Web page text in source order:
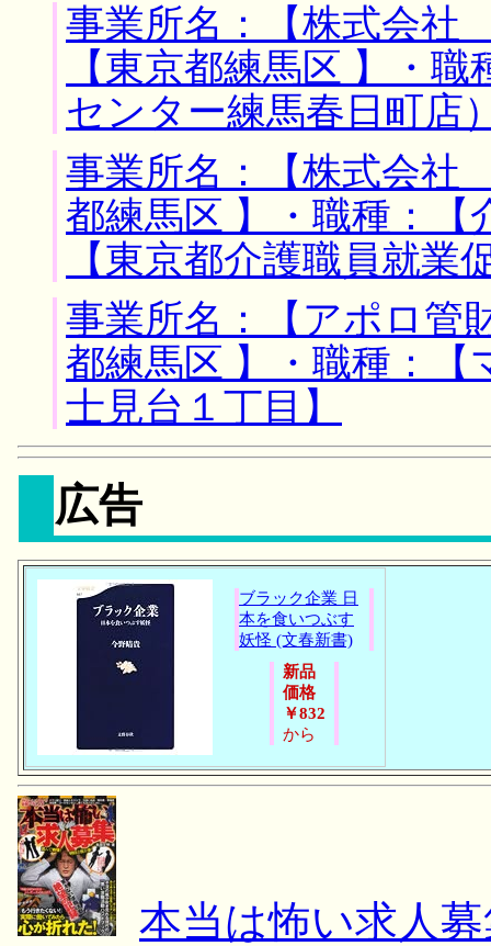
事業所名：【株式会
【東京都練馬区 】・
センター練馬春日町店
事業所名：【株式会
都練馬区 】・職種：【
【東京都介護職員就業
事業所名：【アポロ
都練馬区 】・職種：
士見台１丁目】
広告
ブラック企業 日
本を食いつぶす
妖怪 (文春新書)
新品
価格
￥832
から
本当は怖い求人